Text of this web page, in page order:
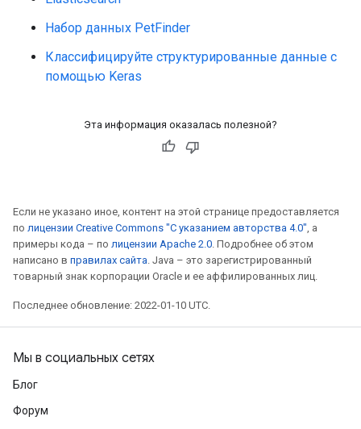
Набор данных PetFinder
Классифицируйте структурированные данные с
помощью Keras
Эта информация оказалась полезной?
Если не указано иное, контент на этой странице предоставляется
по лицензии Creative Commons "С указанием авторства 4.0" , а
примеры кода – по лицензии Apache 2.0 . Подробнее об этом
написано в правилах сайта . Java – это зарегистрированный
товарный знак корпорации Oracle и ее аффилированных лиц.
Последнее обновление: 2022-01-10 UTC.
Мы в социальных сетях
Блог
Форум